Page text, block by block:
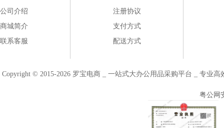
公司介绍
商城简介
联系客服
注册协议
支付方式
配送方式
Copyright © 2015-2026 罗宝电商 _ 一站式大办公用品采购平台 _ 专业
粤公网